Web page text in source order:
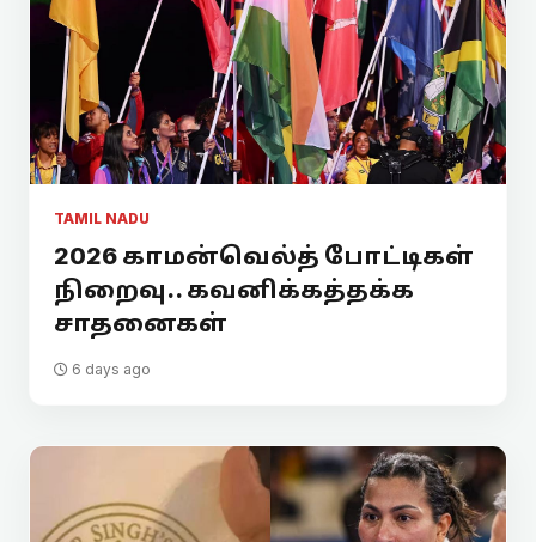
TAMIL NADU
2026 காமன்வெல்த் போட்டிகள்
நிறைவு.. கவனிக்கத்தக்க
சாதனைகள்
6 days ago